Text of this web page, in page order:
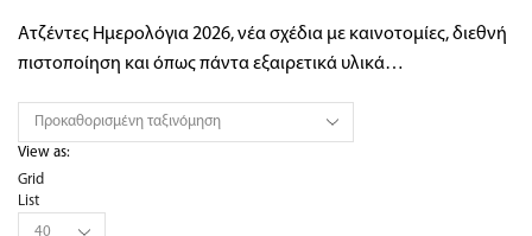
Ατζέντες Ημερολόγια 2026, νέα σχέδια με καινοτομίες, διεθνή
πιστοποίηση και όπως πάντα εξαιρετικά υλικά…
View as:
Grid
List